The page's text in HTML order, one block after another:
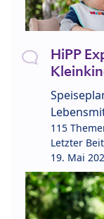
HiPP
115
Letzter
19. Mai